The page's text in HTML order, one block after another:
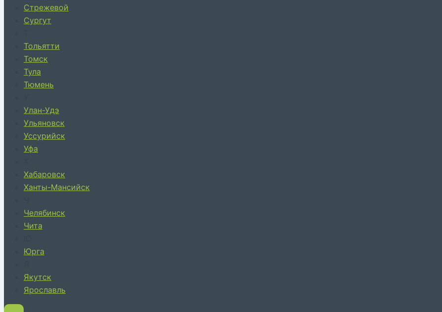
Стрежевой
Сургут
Тольятти
Томск
Тула
Тюмень
Улан-Удэ
Ульяновск
Уссурийск
Уфа
Хабаровск
Ханты-Мансийск
Челябинск
Чита
Юрга
Якутск
Ярославль